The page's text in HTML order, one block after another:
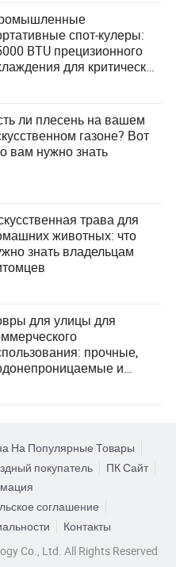
спот-кулеры:
BTU прецизионного
для критически
ли плесень на вашем
газоне? Вот
вам нужно знать
трава для
животных: что
знать владельцам
для улицы для
прочные,
и
На Популярные Товары
покупатель
ПК Сайт
соглашение
Контакты
Co., Ltd. All Rights Reserved